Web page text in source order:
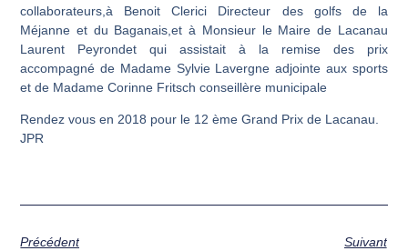
collaborateurs,à Benoit Clerici Directeur des golfs de la
Méjanne et du Baganais,et à Monsieur le Maire de Lacanau
Laurent Peyrondet qui assistait à la remise des prix
accompagné de Madame Sylvie Lavergne adjointe aux sports
et de Madame Corinne Fritsch conseillère municipale
Rendez vous en 2018 pour le 12 ème Grand Prix de Lacanau.
JPR
Précédent Suivant